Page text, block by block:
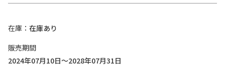
在庫
在庫あり
販売期間
2024年07月10日～2028年07月31日